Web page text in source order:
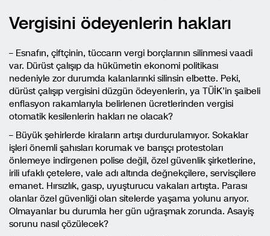
Vergisini ödeyenlerin hakları
– Esnafın, çiftçinin, tüccarın vergi borçlarının silinmesi vaadi
var. Dürüst çalışıp da hükümetin ekonomi politikası
nedeniyle zor durumda kalanlarınki silinsin elbette. Peki,
dürüst çalışıp vergisini düzgün ödeyenlerin, ya TÜİK’in şaibeli
enflasyon rakamlarıyla belirlenen ücretlerinden vergisi
otomatik kesilenlerin hakları ne olacak?
– Büyük şehirlerde kiraların artışı durdurulamıyor. Sokaklar
işleri önemli şahısları korumak ve barışçı protestoları
önlemeye indirgenen polise değil, özel güvenlik şirketlerine,
irili ufaklı çetelere, vale adı altında değnekçilere, servisçilere
emanet. Hırsızlık, gasp, uyuşturucu vakaları artışta. Parası
olanlar özel güvenliği olan sitelerde yaşama yolunu arıyor.
Olmayanlar bu durumla her gün uğraşmak zorunda. Asayiş
sorunu nasıl çözülecek?